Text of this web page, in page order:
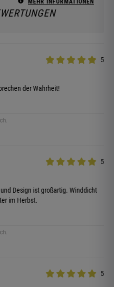
MEHR INFORMATIONEN
5
der Wahrheit!
5
Design ist großartig. Winddicht
im Herbst.
5